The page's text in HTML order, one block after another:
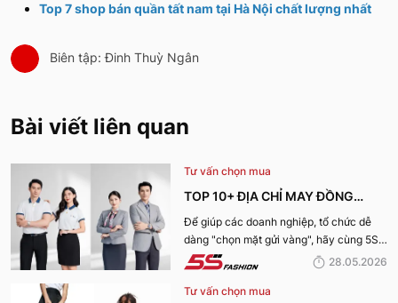
Top 7 shop bán quần tất nam tại Hà Nội chất lượng nhất
Biên tập: Đinh Thuỳ Ngân
Bài viết liên quan
Tư vấn chọn mua
TOP 10+ ĐỊA CHỈ MAY ĐỒNG
PHỤC CÔNG TY ĐẸP, UY TÍN
NHẤT HIỆN NAY
Để giúp các doanh nghiệp, tổ chức dễ
dàng "chọn mặt gửi vàng", hãy cùng 5S
Fashion tìm hiểu những địa chỉ may đồng
được nhiều đánh giá tích cực nhất hiện
28.05.2026
Tư vấn chọn mua